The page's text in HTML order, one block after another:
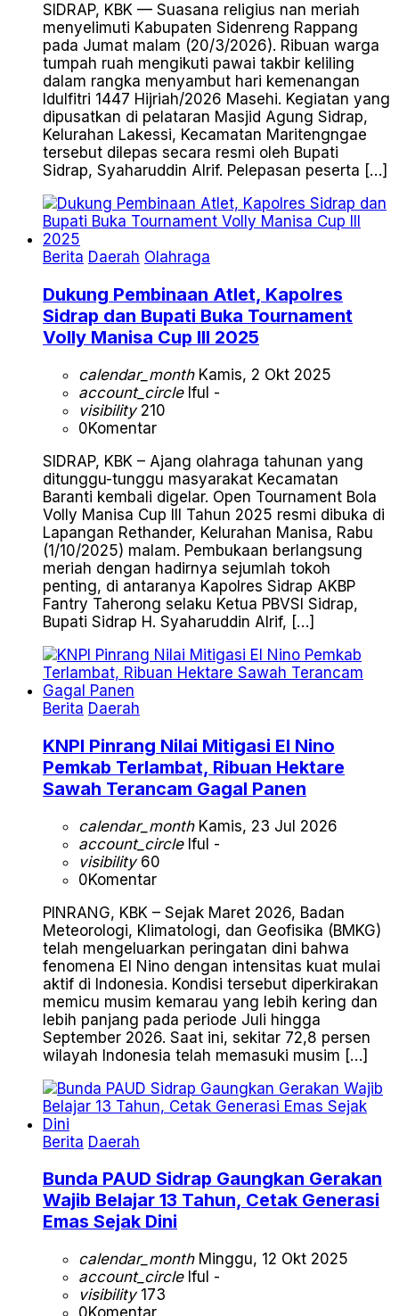
SIDRAP, KBK — Suasana religius nan meriah
menyelimuti Kabupaten Sidenreng Rappang
pada Jumat malam (20/3/2026). Ribuan warga
tumpah ruah mengikuti pawai takbir keliling
dalam rangka menyambut hari kemenangan
Idulfitri 1447 Hijriah/2026 Masehi. Kegiatan yang
dipusatkan di pelataran Masjid Agung Sidrap,
Kelurahan Lakessi, Kecamatan Maritengngae
tersebut dilepas secara resmi oleh Bupati
Sidrap, Syaharuddin Alrif. Pelepasan peserta […]
Berita Daerah Olahraga
Dukung Pembinaan Atlet, Kapolres
Sidrap dan Bupati Buka Tournament
Volly Manisa Cup III 2025
calendar_monthKamis, 2 Okt 2025
account_circleIful -
visibility210
0Komentar
SIDRAP, KBK – Ajang olahraga tahunan yang
ditunggu-tunggu masyarakat Kecamatan
Baranti kembali digelar. Open Tournament Bola
Volly Manisa Cup III Tahun 2025 resmi dibuka di
Lapangan Rethander, Kelurahan Manisa, Rabu
(1/10/2025) malam. Pembukaan berlangsung
meriah dengan hadirnya sejumlah tokoh
penting, di antaranya Kapolres Sidrap AKBP
Fantry Taherong selaku Ketua PBVSI Sidrap,
Bupati Sidrap H. Syaharuddin Alrif, […]
Berita Daerah
KNPI Pinrang Nilai Mitigasi El Nino
Pemkab Terlambat, Ribuan Hektare
Sawah Terancam Gagal Panen
calendar_monthKamis, 23 Jul 2026
account_circleIful -
visibility60
0Komentar
PINRANG, KBK – Sejak Maret 2026, Badan
Meteorologi, Klimatologi, dan Geofisika (BMKG)
telah mengeluarkan peringatan dini bahwa
fenomena El Nino dengan intensitas kuat mulai
aktif di Indonesia. Kondisi tersebut diperkirakan
memicu musim kemarau yang lebih kering dan
lebih panjang pada periode Juli hingga
September 2026. Saat ini, sekitar 72,8 persen
wilayah Indonesia telah memasuki musim […]
Berita Daerah
Bunda PAUD Sidrap Gaungkan Gerakan
Wajib Belajar 13 Tahun, Cetak Generasi
Emas Sejak Dini
calendar_monthMinggu, 12 Okt 2025
account_circleIful -
visibility173